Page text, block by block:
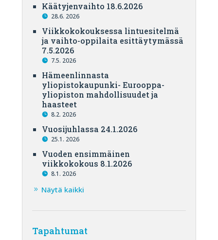
Käätyjenvaihto 18.6.2026
28.6. 2026
Viikkokokouksessa lintuesitelmä
ja vaihto-oppilaita esittäytymässä
7.5.2026
7.5. 2026
Hämeenlinnasta
yliopistokaupunki- Eurooppa-
yliopiston mahdollisuudet ja
haasteet
8.2. 2026
Vuosijuhlassa 24.1.2026
25.1. 2026
Vuoden ensimmäinen
viikkokokous 8.1.2026
8.1. 2026
Näytä kaikki
Tapahtumat